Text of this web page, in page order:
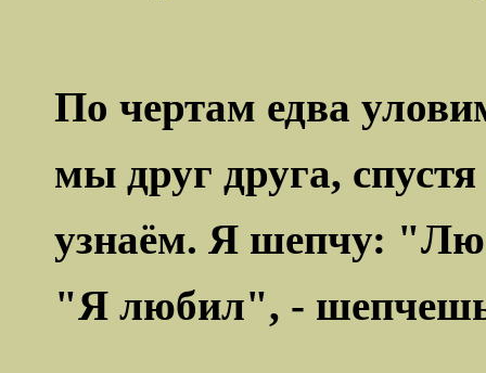
По чертам едва
мы друг друга, спустя
узнаём. Я шепчу:
"Я любил", - шепчешь